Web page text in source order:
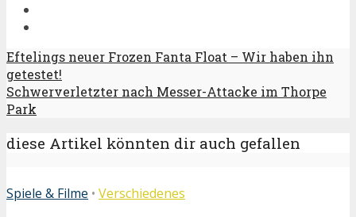
Eftelings neuer Frozen Fanta Float – Wir haben ihn
getestet!
Schwerverletzter nach Messer-Attacke im Thorpe
Park
diese Artikel könnten dir auch gefallen
Spiele & Filme • Verschiedenes